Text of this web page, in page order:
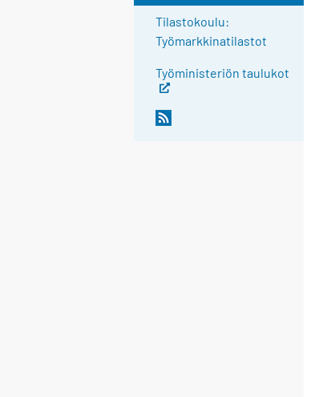
Tilastokoulu:
Työmarkkinatilastot
Työministeriön taulukot